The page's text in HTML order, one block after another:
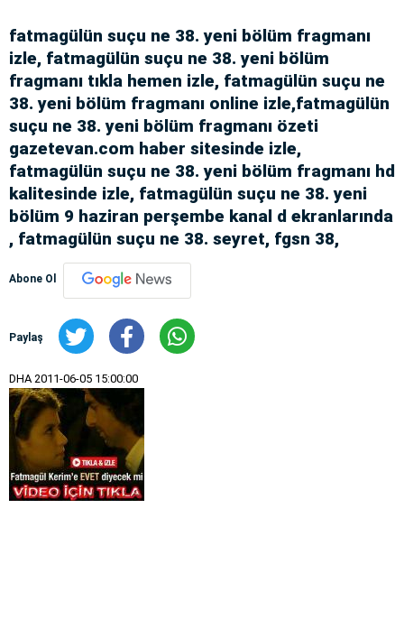
fatmagülün suçu ne 38. yeni bölüm fragmanı
izle, fatmagülün suçu ne 38. yeni bölüm
fragmanı tıkla hemen izle, fatmagülün suçu ne
38. yeni bölüm fragmanı online izle,fatmagülün
suçu ne 38. yeni bölüm fragmanı özeti
gazetevan.com haber sitesinde izle,
fatmagülün suçu ne 38. yeni bölüm fragmanı hd
kalitesinde izle, fatmagülün suçu ne 38. yeni
bölüm 9 haziran perşembe kanal d ekranlarında
, fatmagülün suçu ne 38. seyret, fgsn 38,
Abone Ol
Paylaş
DHA 2011-06-05 15:00:00